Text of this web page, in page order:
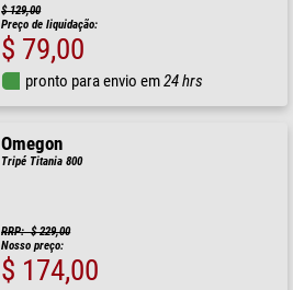
$ 129,00
Preço de liquidação:
$ 79,00
pronto para envio em24 hrs
Omegon
Tripé Titania 800
RRP: $ 229,00
Nosso preço:
$ 174,00